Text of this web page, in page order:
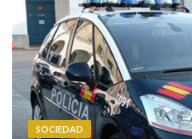
SOCIEDAD